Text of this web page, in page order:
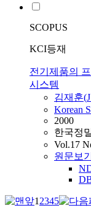
SCOPUS
KCI등재
전기제품의
시스템
김재훈(
Korean
2000
한국정
Vol.17
원문보기
12345